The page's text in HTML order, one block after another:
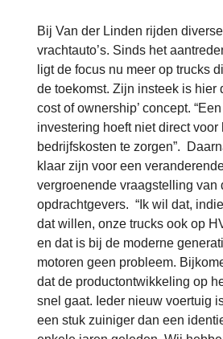
Bij Van der Linden rijden
vrachtauto’s. Sinds het
ligt de focus nu meer op trucks
de toekomst. Zijn insteek is hier
cost of ownership’ concept.
investering hoeft niet direct voor
bedrijfskosten te zorgen”.
klaar zijn voor een
vergroenende vraagstelling van
opdrachtgevers. “Ik wil dat,
dat willen, onze trucks ook op
en dat is bij de moderne
motoren geen probleem.
dat de productontwikkeling op
snel gaat. Ieder nieuw voertuig
een stuk zuiniger dan een